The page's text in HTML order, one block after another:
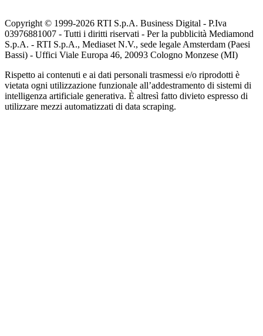
Copyright © 1999-2026 RTI S.p.A. Business Digital - P.Iva
03976881007 - Tutti i diritti riservati - Per la pubblicità Mediamond
S.p.A. - RTI S.p.A., Mediaset N.V., sede legale Amsterdam (Paesi
Bassi) - Uffici Viale Europa 46, 20093 Cologno Monzese (MI)
Rispetto ai contenuti e ai dati personali trasmessi e/o riprodotti è
vietata ogni utilizzazione funzionale all’addestramento di sistemi di
intelligenza artificiale generativa. È altresì fatto divieto espresso di
utilizzare mezzi automatizzati di data scraping.